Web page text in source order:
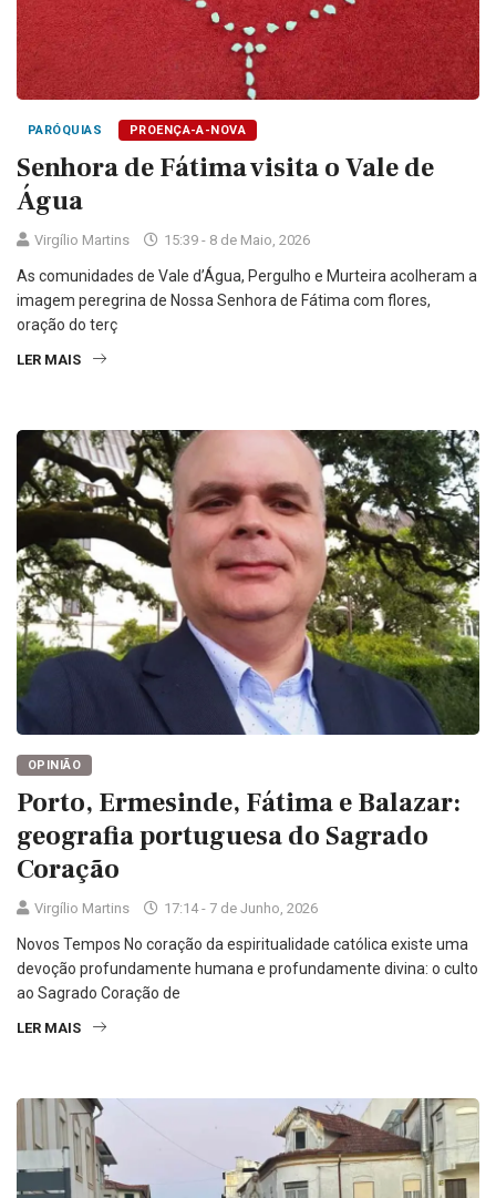
PARÓQUIAS PROENÇA-A-NOVA
Senhora de Fátima visita o Vale de
Água
Virgílio Martins 15:39 - 8 de Maio, 2026
As comunidades de Vale d’Água, Pergulho e Murteira acolheram a
imagem peregrina de Nossa Senhora de Fátima com flores,
oração do terç
LER MAIS
OPINIÃO
Porto, Ermesinde, Fátima e Balazar:
geografia portuguesa do Sagrado
Coração
Virgílio Martins 17:14 - 7 de Junho, 2026
Novos Tempos No coração da espiritualidade católica existe uma
devoção profundamente humana e profundamente divina: o culto
ao Sagrado Coração de
LER MAIS